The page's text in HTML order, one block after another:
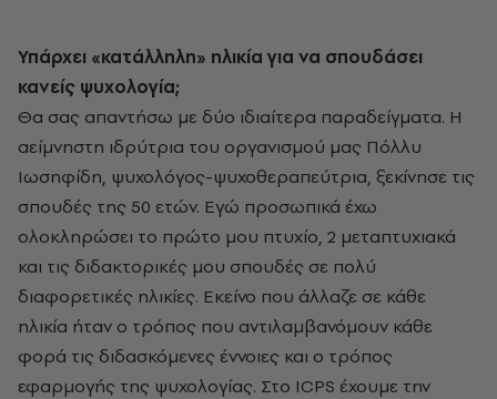
Υπάρχει «κατάλληλη» ηλικία για να σπουδάσει
κανείς ψυχολογία;
Θα σας απαντήσω με δύο ιδιαίτερα παραδείγματα. Η
αείμνηστη ιδρύτρια του οργανισμού μας Πόλλυ
Ιωσηφίδη, ψυχολόγος-ψυχοθεραπεύτρια, ξεκίνησε τις
σπουδές της 50 ετών. Εγώ προσωπικά έχω
ολοκληρώσει το πρώτο μου πτυχίο, 2 μεταπτυχιακά
και τις διδακτορικές μου σπουδές σε πολύ
διαφορετικές ηλικίες. Εκείνο που άλλαζε σε κάθε
ηλικία ήταν ο τρόπος που αντιλαμβανόμουν κάθε
φορά τις διδασκόμενες έννοιες και ο τρόπος
εφαρμογής της ψυχολογίας. Στο ICPS έχουμε την